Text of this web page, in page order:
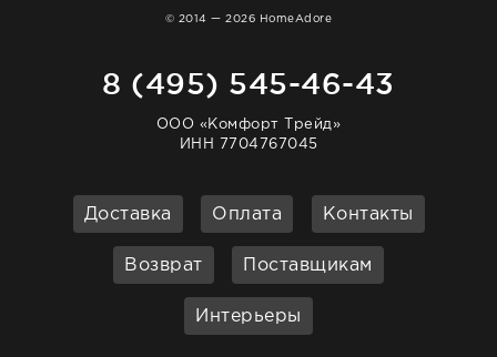
© 2014 — 2026 HomeAdore
8 (495) 545-46-43
ООО «Комфорт Трейд»
ИНН 7704767045
Доставка Оплата Контакты
Возврат Поставщикам
Интерьеры